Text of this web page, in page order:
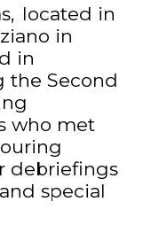
located in
in
in
the Second
who met
debriefings
special